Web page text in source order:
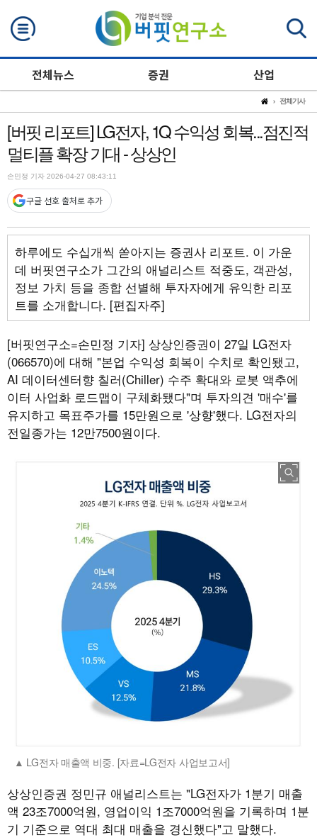
전체뉴스 증권 산업
전체기사
[버핏 리포트] LG전자, 1Q 수익성 회복...점진적
멀티플 확장 기대 - 상상인
손민정 기자 2026-04-27 08:43:11
구글 선호 출처로 추가
하루에도 수십개씩 쏟아지는 증권사 리포트. 이 가운
데 버핏연구소가 그간의 애널리스트 적중도, 객관성,
정보 가치 등을 종합 선별해 투자자에게 유익한 리포
트를 소개합니다. [편집자주]
[버핏연구소=손민정 기자] 상상인증권이 27일 LG전자
(066570)에 대해 "본업 수익성 회복이 수치로 확인됐고,
AI 데이터센터향 칠러(Chiller) 수주 확대와 로봇 액추에
이터 사업화 로드맵이 구체화됐다"며 투자의견 '매수'를
유지하고 목표주가를 15만원으로 '상향'했다. LG전자의
전일종가는 12만7500원이다.
LG전자 매출액 비중. [자료=LG전자 사업보고서]
상상인증권 정민규 애널리스트는 "LG전자가 1분기 매출
액 23조7000억원, 영업이익 1조7000억원을 기록하며 1분
기 기준으로 역대 최대 매출을 경신했다"고 말했다.
검색